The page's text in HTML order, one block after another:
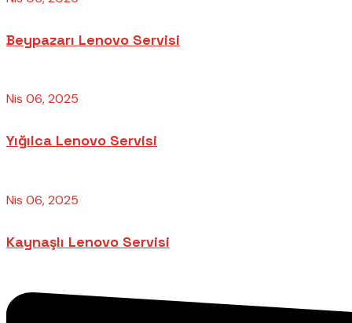
Beypazarı Lenovo Servisi
Nis 06, 2025
Yığılca Lenovo Servisi
Nis 06, 2025
Kaynaşlı Lenovo Servisi